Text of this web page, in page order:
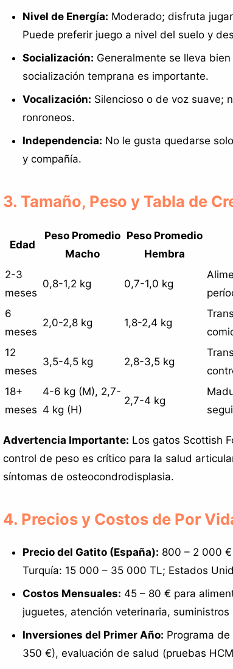
Nivel de Energía: Moderado; disfruta
Puede preferir juego a nivel del suelo y
Socialización: Generalmente se lleva
socialización temprana es importante.
Vocalización: Silencioso o de voz suave;
ronroneos.
Independencia: No le gusta quedarse
y compañía.
3. Tamaño, Peso y Tabla de
Edad
Peso Promedio
Macho
Peso Promedio
Hembra
2-3
meses
0,8-1,2 kg 0,7-1,0 kg
6
meses
2,0-2,8 kg 1,8-2,4 kg
12
meses
3,5-4,5 kg 2,8-3,5 kg
18+
meses
4-6 kg (M), 2,7-
4 kg (H)
2,7-4 kg
Advertencia Importante: Los gatos Scottish
control de peso es crítico para la salud
síntomas de osteocondrodisplasia.
4. Precios y Costos de Por
Precio del Gatito (España): 800 – 2 000
Turquía: 15 000 – 35 000 TL; Estados
Costos Mensuales: 45 – 80 € para
juguetes, atención veterinaria, suministros
Inversiones del Primer Año: Programa
350 €), evaluación de salud (pruebas